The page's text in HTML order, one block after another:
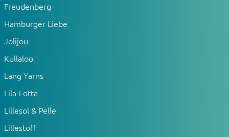
Freudenberg
Hamburger Liebe
Jolijou
Kullaloo
Lang Yarns
Lila-Lotta
Lillesol & Pelle
Lillestoff